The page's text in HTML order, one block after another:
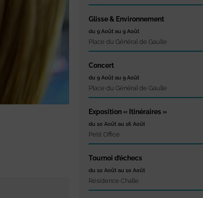
Glisse & Environnement
du 9 Août au 9 Août
Place du Général de Gaulle
Concert
du 9 Août au 9 Août
Place du Général de Gaulle
Exposition « Itinéraires »
du 10 Août au 16 Août
Petit Office
Tournoi d’échecs
du 10 Août au 10 Août
Résidence Challe